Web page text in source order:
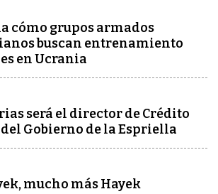
cómo grupos armados
buscan entrenamiento
en Ucrania
será el director de Crédito
Gobierno de la Espriella
mucho más Hayek